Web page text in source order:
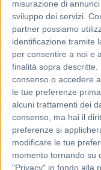
misurazione di
sviluppo dei servizi.
partner possiamo
identificazione tramite
per consentire a noi e
finalità sopra
consenso o accedere
le tue preferenze
alcuni trattamenti dei
consenso, ma hai il
preferenze si
modificare le tue
momento tornando su
"Privacy" in fondo alla